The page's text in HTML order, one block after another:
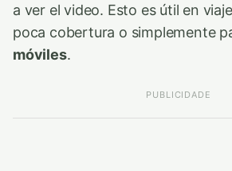
a ver el video. Esto es útil en
poca cobertura o simplemente
móviles.
PUBLICIDADE